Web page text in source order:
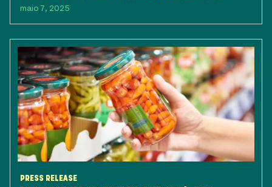
maio 7, 2025
PRESS RELEASE